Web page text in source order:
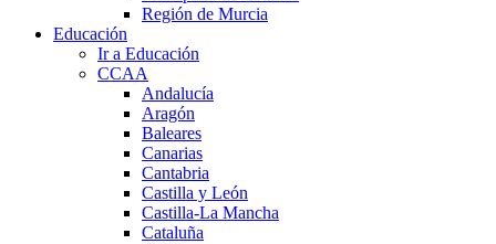
Región de Murcia
Educación
Ir a Educación
CCAA
Andalucía
Aragón
Baleares
Canarias
Cantabria
Castilla y León
Castilla-La Mancha
Cataluña